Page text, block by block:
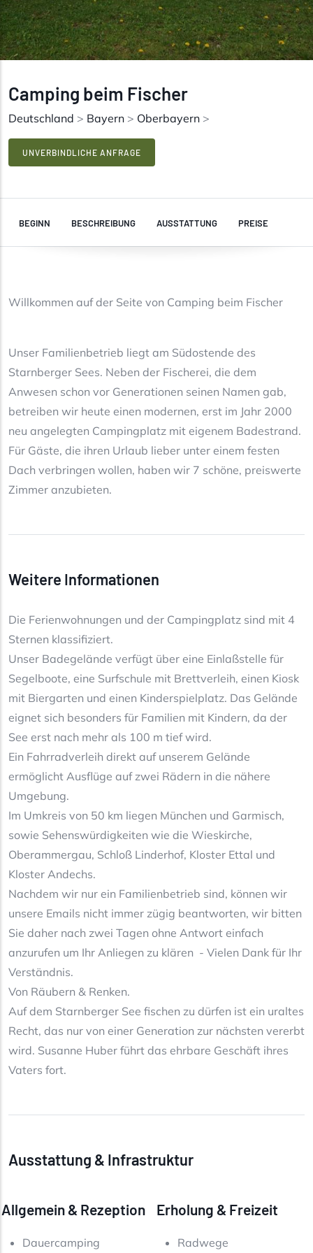
Camping beim Fischer
Deutschland > Bayern > Oberbayern >
UNVERBINDLICHE ANFRAGE
BEGINN BESCHREIBUNG AUSSTATTUNG PREISE
Willkommen auf der Seite von Camping beim Fischer
Unser Familienbetrieb liegt am Südostende des
Starnberger Sees. Neben der Fischerei, die dem
Anwesen schon vor Generationen seinen Namen gab,
betreiben wir heute einen modernen, erst im Jahr 2000
neu angelegten Campingplatz mit eigenem Badestrand.
Für Gäste, die ihren Urlaub lieber unter einem festen
Dach verbringen wollen, haben wir 7 schöne, preiswerte
Zimmer anzubieten.
Weitere Informationen
Die Ferienwohnungen und der Campingplatz sind mit 4
Sternen klassifiziert.
Unser Badegelände verfügt über eine Einlaßstelle für
Segelboote, eine Surfschule mit Brettverleih, einen Kiosk
mit Biergarten und einen Kinderspielplatz. Das Gelände
eignet sich besonders für Familien mit Kindern, da der
See erst nach mehr als 100 m tief wird.
Ein Fahrradverleih direkt auf unserem Gelände
ermöglicht Ausflüge auf zwei Rädern in die nähere
Umgebung.
Im Umkreis von 50 km liegen München und Garmisch,
sowie Sehenswürdigkeiten wie die Wieskirche,
Oberammergau, Schloß Linderhof, Kloster Ettal und
Kloster Andechs.
Nachdem wir nur ein Familienbetrieb sind, können wir
unsere Emails nicht immer zügig beantworten, wir bitten
Sie daher nach zwei Tagen ohne Antwort einfach
anzurufen um Ihr Anliegen zu klären - Vielen Dank für Ihr
Verständnis.
Von Räubern & Renken.
Auf dem Starnberger See fischen zu dürfen ist ein uraltes
Recht, das nur von einer Generation zur nächsten vererbt
wird. Susanne Huber führt das ehrbare Geschäft ihres
Vaters fort.
Ausstattung & Infrastruktur
Allgemein & Rezeption
Dauercamping
Erholung & Freizeit
Radwege